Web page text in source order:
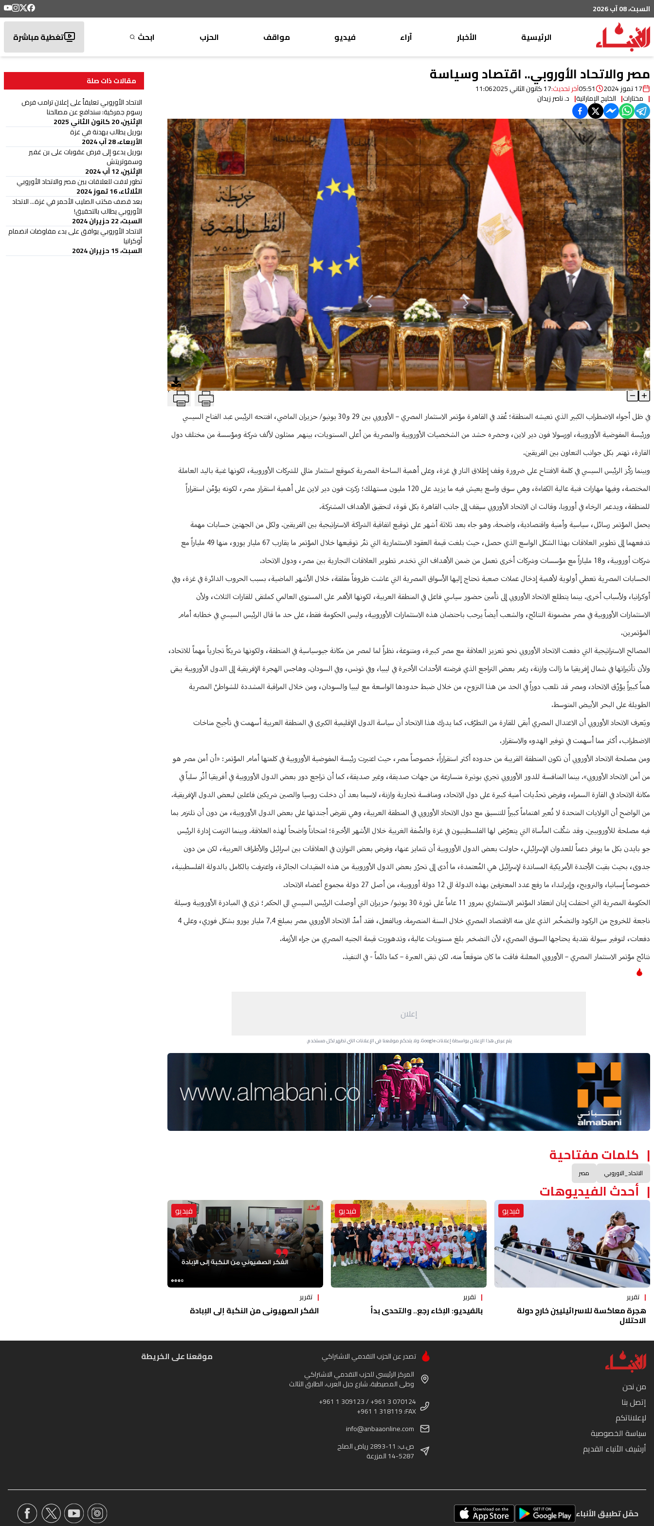
السبت، 08 آب 2026
الرئيسية
الأخبار
محليات
عربي دولي
خاص
رياضة
من لبنان
ثقافة ومجتمع
منوعات
آراء
منبر
مختارات
صحافة
أجنبية
بريد
القرّاء
فيديو مواقف الحزب ابحث تغطية مباشرة
مصر والاتحاد الأوروبي.. اقتصاد وسياسة
17 تموز 2024 05:51آخر تحديث:17 كانون الثاني 2025 11:06
مختارات الخليج الإماراتية د. ناصر زيدان
مصر والاتحاد الأوروبي.. اقتصاد وسياسة T
Article Content
في ظل أجواء الاضطراب الكبير الذي تعيشه المنطقة؛ عُقد في القاهرة مؤتمر الاستثمار المصري – الأوروبي بين 29 و30 يونيو/ حزيران الماضي، افتتحه الرئيس عبد الفتاح السيسي
ورئيسة المفوضية الأوروبية، اورسولا فون دير لاين، وحضره حشد من الشخصيات الأوروبية والمصرية من أعلى المستويات، بينهم ممثلون لألف شركة ومؤسسة من مختلف دول
القارة، تهتم بكل جوانب التعاون بين الفريقين.
وبينما ركّز الرئيس السيسي في كلمة الافتتاح على ضرورة وقف إطلاق النار في غزة، وعلى أهمية الساحة المصرية كموقع استثمار مثالي للشركات الأوروبية، لكونها غنية باليد العاملة
المختصة، وفيها مهارات فنية عالية الكفاءة، وهي سوق واسع يعيش فيه ما يزيد على 120 مليون مستهلك؛ ركزت فون دير لاين على أهمية استقرار مصر، لكونه يؤمّن استقراراً
للمنطقة، ويدعم الرخاء في أوروبا. وقالت ان الاتحاد الأوروبي سيقف إلى جانب القاهرة بكل قوة، لتحقيق الأهداف المشتركة.
يحمل المؤتمر رسائل، سياسية وأمنية واقتصادية، واضحة. وهو جاء بعد ثلاثة أشهر على توقيع اتفاقية الشراكة الاستراتيجية بين الفريقين. ولكل من الجهتين حسابات مهمة
تدفعهما إلى تطوير العلاقات بهذا الشكل الواسع الذي حصل، حيث بلغت قيمة العقود الاستثمارية التي تمّ توقيعها خلال المؤتمر ما يقارب 67 مليار يورو، منها 49 ملياراً مع
شركات أوروبية، و18 ملياراً مع مؤسسات وشركات أخرى تعمل من ضمن الأهداف التي تخدم تطوير العلاقات التجارية بين مصر، ودول الاتحاد.
الحسابات المصرية تعطي أولوية لأهمية إدخال عملات صعبة تحتاج إليها الأسواق المصرية التي عاشت ظروفاً مقلقة، خلال الأشهر الماضية، بسبب الحروب الدائرة في غزة، وفي
أوكرانيا، ولأسباب أخرى. بينما يتطلع الاتحاد الأوروبي إلى تأمين حضور سياسي فاعل في المنطقة العربية، لكونها الأهم على المستوى العالمي كملتقى للقارات الثلاث، ولأن
الاستثمارات الأوروبية في مصر مضمونة النتائج، والشعب أيضاً يرحب باحتضان هذه الاستثمارات الأوروبية، وليس الحكومة فقط، على حد ما قال الرئيس السيسي في خطابه أمام
المؤتمرين.
المصالح الاستراتيجية التي دفعت الاتحاد الأوروبي نحو تعزيز العلاقة مع مصر كبيرة، ومتنوعة، نظراً لما لمصر من مكانة جيوسياسية في المنطقة، ولكونها شريكاً تجارياً مهماً للاتحاد،
ولأن تأثيراتها في شمال إفريقيا ما زالت وازنة، رغم بعض التراجع الذي فرضته الأحداث الأخيرة في ليبيا، وفي تونس، وفي السودان. وهاجس الهجرة الإفريقية إلى الدول الأوروبية يبقى
هماً كبيراً يؤرّق الاتحاد، ومصر قد تلعب دوراً في الحد من هذا النزوح، من خلال ضبط حدودها الواسعة مع ليبيا والسودان، ومن خلال المراقبة المشددة للشواطئ المصرية
الطويلة على البحر الأبيض المتوسط.
ويَعرف الاتحاد الأوروبي أن الاعتدال المصري أبقى للقارة من التطرّف، كما يدرك هذا الاتحاد أن سياسة الدول الإقليمية الكبرى في المنطقة العربية أسهمت في تأجيج مناخات
الاضطراب، أكثر مما أسهمت في توفير الهدوء والاستقرار.
ومن مصلحة الاتحاد الأوروبي أن تكون المنطقة القريبة من حدوده أكثر استقراراً، خصوصاً مصر، حيث اعتبرت رئيسة المفوضية الأوروبية في كلمتها أمام المؤتمر: «أن أمن مصر هو
من أمن الاتحاد الأوروبي». بينما المنافسة للدور الأوروبي تجري بوتيرة متسارعة من جهات صديقة، وغير صديقة، كما أن تراجع دور بعض الدول الأوروبية في أفريقيا أثّر سلباً في
مكانة الاتحاد في القارة السمراء، وفرض تحدّيات أمنية كبيرة على دول الاتحاد، ومنافسة تجارية وازنة، لاسيما بعد أن دخلت روسيا والصين شريكين فاعلين لبعض الدول الإفريقية.
من الواضح أن الولايات المتحدة لا تُعير اهتماماً كبيراً للتنسيق مع دول الاتحاد الأوروبي في المنطقة العربية، وهي تفرض أجندتها على بعض الدول الأوروبية، من دون أن تلتزم بما
فيه مصلحة للأوروبيين. وقد شكّلت المأساة التي يتعرّض لها الفلسطينيون في غزة والضّفة الغربية خلال الأشهر الأخيرة؛ امتحاناً واضحاً لهذه العلاقة. وبينما التزمت إدارة الرئيس
جو بايدن بكل ما يوفر دعماً للعدوان الإسرائيلي، حاولت بعض الدول الأوروبية أن تتمايز عنها، وفرض بعض التوازن في العلاقات بين اسرائيل والأطراف العربية، لكن من دون
جدوى، بحيث بقيت الأجندة الأمريكية المساندة لإسرائيل هي المُعتمدة، ما أدى إلى تحرّر بعض الدول الأوروبية من هذه المقيدات الجائرة، واعترفت بالكامل بالدولة الفلسطينية،
خصوصاً إسبانيا، والنرويج، وإيرلندا، ما رفع عدد المعترفين بهذه الدولة الى 12 دولة أوروبية، من أصل 27 دولة مجموع أعضاء الاتحاد.
الحكومة المصرية التي احتفلت إبان انعقاد المؤتمر الاستثماري بمرور 11 عاماً على ثورة 30 يونيو/ حزيران التي أوصلت الرئيس السيسي الى الحكم؛ ترى في المبادرة الأوروبية وسيلة
ناجعة للخروج من الركود والتضخّم الذي عانى منه الاقتصاد المصري خلال السنة المنصرمة. وبالفعل، فقد أمدّ الاتحاد الأوروبي مصر بمبلغ 7,4 مليار يورو بشكل فوري، وعلى 4
دفعات، لتوفير سيولة نقدية يحتاجها السوق المصري، لأن التضخم بلغ مستويات عالية، وتدهورت قيمة الجنيه المصري من جراء الأزمة.
نتائج مؤتمر الاستثمار المصري – الأوروبي المعلنة فاقت ما كان متوقعاً منه. لكن تبقى العبرة – كما دائماً - في التنفيذ.
إعلان
يتم عرض هذا الإعلان بواسطة إعلانات Google، ولا يتحكم موقعنا في الإعلانات التي تظهر لكل مستخدم.
Advertisement Section
كلمات مفتاحية
الاتحاد_الاوروبي مصر
أحدث الفيديوهات
فيديو
تقرير
هجرة معاكسة للاسرائيليين خارج دولة
الاحتلال
فيديو
تقرير
بالفيديو: الإخاء رجع.. والتحدي بدأ
فيديو
تقرير
الفكر الصهيوني من النكبة إلى الإبادة
مقالات ذات صلة
الاتحاد الأوروبي تعليقاً على إعلان ترامب فرض
رسوم جمركية: سندافع عن مصالحنا
الإثنين، 20 كانون الثاني 2025
بوريل يطالب بهدنة في غزة
الأربعاء، 28 آب 2024
بوريل يدعو إلى فرض عقوبات على بن غفير
وسموتريتش
الإثنين، 12 آب 2024
تطور لافت للعلاقات بين مصر والاتحاد الأوروبي
الثلاثاء، 16 تموز 2024
بعد قصف مكتب الصليب الأحمر في غزة... الاتحاد
الأوروبي يطالب بالتحقيق!
السبت، 22 حزيران 2024
الاتحاد الأوروبي يوافق على بدء مفاوضات انضمام
أوكرانيا
السبت، 15 حزيران 2024
من نحن
إتصل بنا
لإعلاناتكم
سياسة الخصوصية
أرشيف الأنباء القديم
تصدر عن الحزب التقدمي الاشتراكي
المركز الرئيسي للحزب التقدمي الاشتراكي
وطى المصيطبة، شارع جبل العرب، الطابق الثالث
+961 1 309123 / +961 3 070124
+961 1 318119 :FAX
info@anbaaonline.com
ص.ب: 11-2893 رياض الصلح
14-5287 المزرعة
موقعنا على الخريطة
حمّل تطبيق الأنباء